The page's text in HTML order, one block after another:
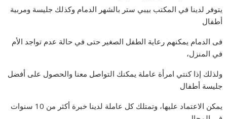
يتوفر لدينا في المكتب بيبي ستر بالشهر الدمام وكذلك جليسة ومربية
أطفال
فى الدمام يمكنهم رعاية الطفل الصغير حتى في حالة عدم تواجد الأم
في المنزل،
ولذلك إذا كنتي امرأة عاملة يمكنك التواصل معنا والحصول على أفضل
جليسة أطفال
يمكن الاعتماد عليها، وتمتلك كل عاملة لدينا خبرة أكثر من 10 سنوات